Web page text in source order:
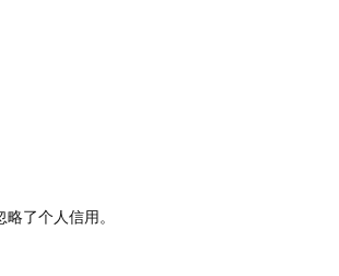
了个人信用。